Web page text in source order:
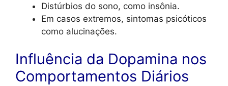
Distúrbios do sono, como insônia.
Em casos extremos, sintomas psicóticos
como alucinações.
Influência da Dopamina nos
Comportamentos Diários